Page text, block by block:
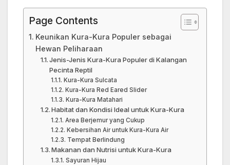
Page Contents
Keunikan Kura-Kura Populer sebagai
Hewan Peliharaan
Jenis-Jenis Kura-Kura Populer di Kalangan
Pecinta Reptil
Kura-Kura Sulcata
Kura-Kura Red Eared Slider
Kura-Kura Matahari
Habitat dan Kondisi Ideal untuk Kura-Kura
Area Berjemur yang Cukup
Kebersihan Air untuk Kura-Kura Air
Tempat Berlindung
Makanan dan Nutrisi untuk Kura-Kura
Sayuran Hijau